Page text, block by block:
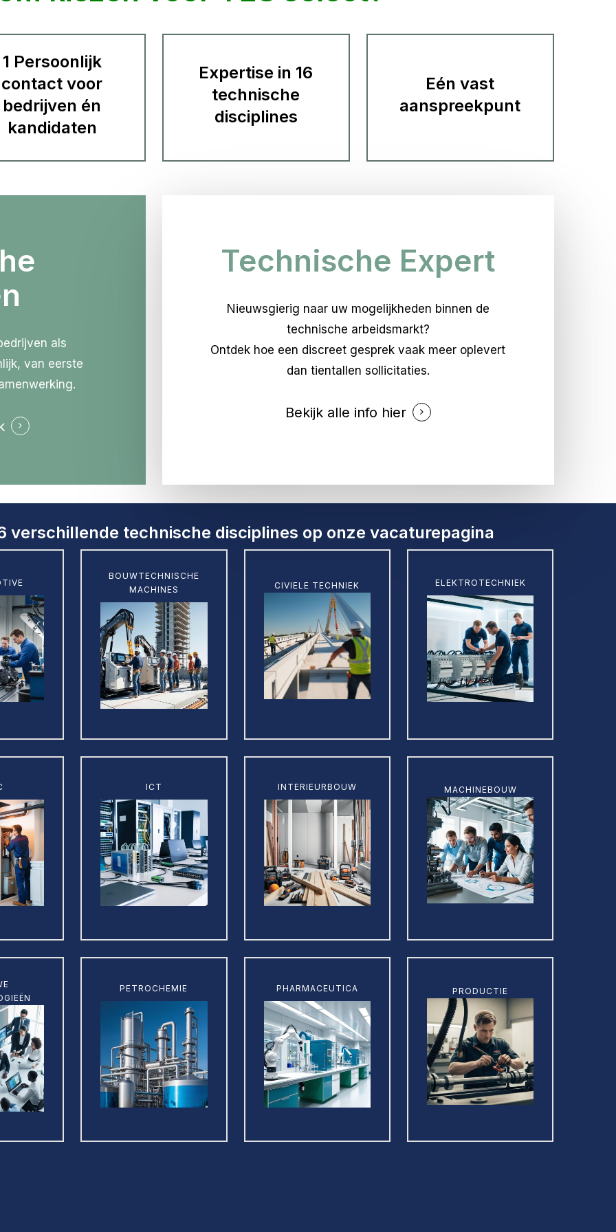
1 Persoonlijk
contact voor
bedrijven én
kandidaten
Expertise in 16
technische
disciplines
Eén vast
aanspreekpunt
als
van eerste
Technische Expert
Nieuwsgierig naar uw mogelijkheden binnen de
technische arbeidsmarkt?
Ontdek hoe een discreet gesprek vaak meer oplevert
dan tientallen sollicitaties.
Bekijk alle info hier
verschillende technische disciplines op onze vacaturepagina
BOUWTECHNISCHE
MACHINES
more
CIVIELE TECHNIEK
more
ELEKTROTECHNIEK
more
ICT INTERIEURBOUW MACHINEBOUW
more
PETROCHEMIE PHARMACEUTICA PRODUCTIE
more